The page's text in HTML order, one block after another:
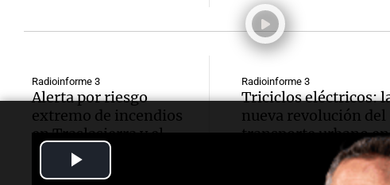
Radioinforme 3
Alerta por riesgo
extremo de incendios
en Traslasierra y el
noroeste de Córdoba
Radioinforme 3
Triciclos eléctricos:
nueva revolución del
transporte urbano en
San Francisco